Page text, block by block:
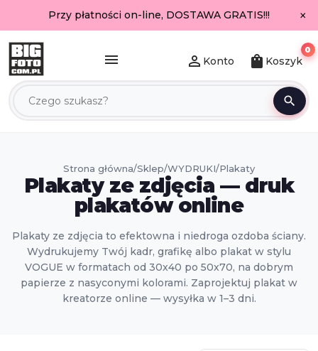
Przy płatności on-line, DOSTAWA GRATIS!!! ×
menu
search
person_outline Konto shopping_bag Koszyk
0
Strona główna/Sklep/WYDRUKI/Plakaty
Plakaty ze zdjęcia — druk
plakatów online
Plakaty ze zdjęcia to efektowna i niedroga ozdoba ściany.
Wydrukujemy Twój kadr, grafikę albo plakat w stylu
VOGUE w formatach od 30x40 po 50x70, na dobrym
papierze z nasyconymi kolorami. Zaprojektuj plakat w
kreatorze online — wysyłka w 1–3 dni.